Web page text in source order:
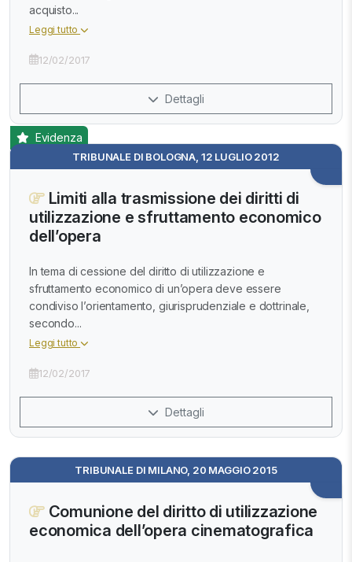
acquisto...
Leggi tutto
12/02/2017
Dettagli
TRIBUNALE DI BOLOGNA, 12 LUGLIO 2012
Evidenza
Limiti alla trasmissione dei diritti di
utilizzazione e sfruttamento economico
dell’opera
In tema di cessione del diritto di utilizzazione e
sfruttamento economico di un’opera deve essere
condiviso l’orientamento, giurisprudenziale e dottrinale,
secondo...
Leggi tutto
12/02/2017
Dettagli
TRIBUNALE DI MILANO, 20 MAGGIO 2015
Comunione del diritto di utilizzazione
economica dell’opera cinematografica